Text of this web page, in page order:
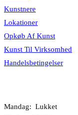
Kunstnere
Lokationer
Opkøb Af Kunst
Kunst Til Virksomhed
Handelsbetingelser
Mandag: Lukket